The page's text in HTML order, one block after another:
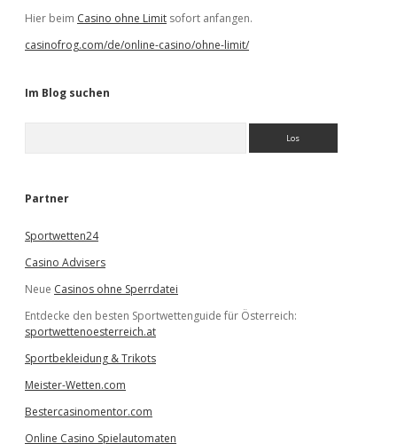
Hier beim Casino ohne Limit sofort anfangen.
casinofrog.com/de/online-casino/ohne-limit/
Im Blog suchen
e
Partner
Sportwetten24
Casino Advisers
Neue Casinos ohne Sperrdatei
Entdecke den besten Sportwettenguide für Österreich:
sportwettenoesterreich.at
Sportbekleidung & Trikots
Meister-Wetten.com
Bestercasinomentor.com
Online Casino Spielautomaten